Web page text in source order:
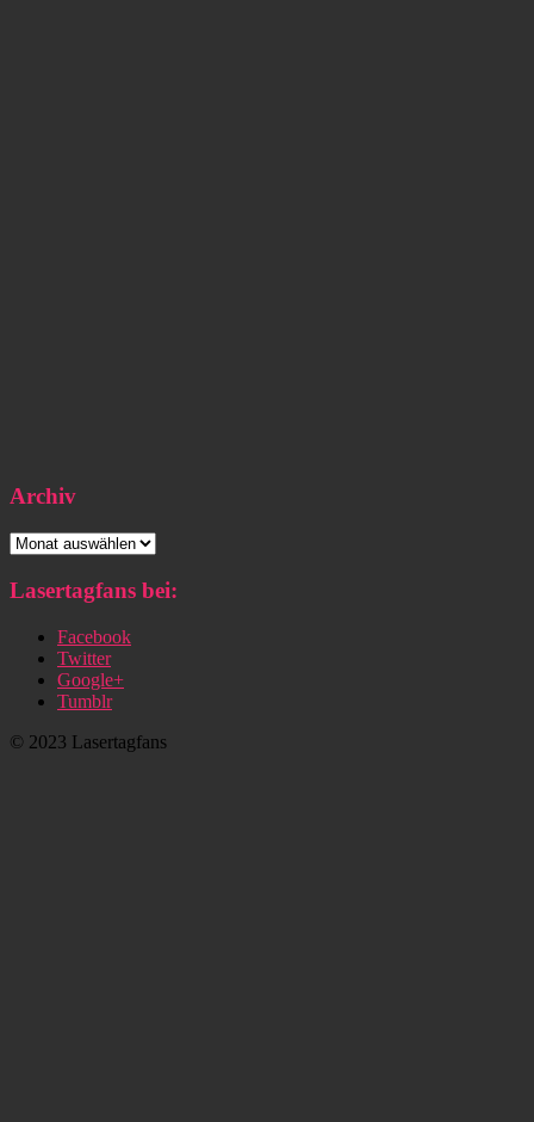
Archiv
Archiv
Lasertagfans bei:
Facebook
Twitter
Google+
Tumblr
© 2023 Lasertagfans